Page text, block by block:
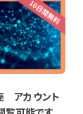
アカウント